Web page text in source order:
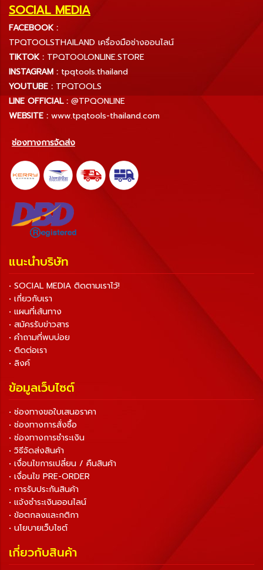
SOCIAL MEDIA
FACEBOOK :
TPQTOOLSTHAILAND เครื่องมือช่างออนไลน์
TIKTOK : TPQTOOLONLINE.STORE
INSTAGRAM : tpqtools.thailand
YOUTUBE : TPQTOOLS
LINE OFFICIAL : @TPQONLINE
WEBSITE : www.tpqtools-thailand.com
ช่องทางการจัดส่ง
แนะนำบริษัท
• SOCIAL MEDIA ติดตามเราไว้!
• เกี่ยวกับเรา
• แผนที่เส้นทาง
• สมัครรับข่าวสาร
• คำถามที่พบบ่อย
• ติดต่อเรา
• ลิงค์
ข้อมูลเว็บไซต์
• ช่องทางขอใบเสนอราคา
• ช่องทางการสั่งซื้อ
• ช่องทางการชำระเงิน
• วิธีจัดส่งสินค้า
• เงื่อนไขการเปลี่ยน / คืนสินค้า
• เงื่อนไข PRE-ORDER
• การรับประกันสินค้า
• แจ้งชำระเงินออนไลน์
• ข้อตกลงและกติกา
• นโยบายเว็บไซต์
เกี่ยวกับสินค้า